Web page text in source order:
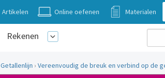
Artikelen Online oefenen Materialen
Rekenen
Getallenlijn › Vereenvoudig de breuk en verbind op de